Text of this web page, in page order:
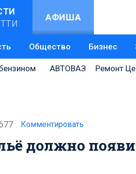
АФИША
Общество Бизнес
АВТОВАЗ Ремонт
Комментировать
должно